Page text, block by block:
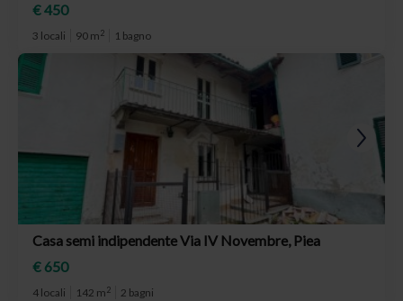
€ 450
3 locali 90 m2 1 bagno
Casa semi indipendente Via IV Novembre, Piea
€ 650
4 locali 142 m2 2 bagni